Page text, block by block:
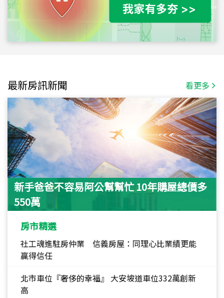
最新房訊新聞 看更多
新手爸爸不容易阿公幫幫忙 10年購屋總價多
550萬
房市精選
社工魂進駐房仲業 信義房屋：同理心比業績更能
贏得信任
北市車位『奢侈的幸福』 大安坡道車位332萬創新
高